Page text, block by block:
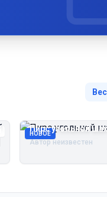
НОВОЕ
Пирс угольной
Автор неизвестен